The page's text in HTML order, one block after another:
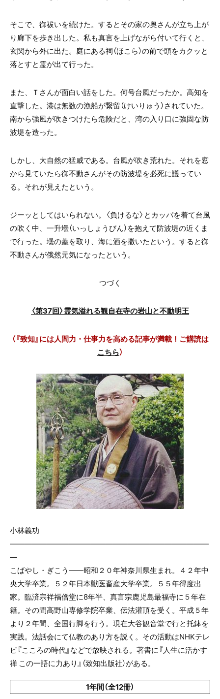
そこで、御祓いを続けた。するとその家の奥さんが立ち上が
り廊下を歩き出した。私も真言を上げながら付いて行くと、
玄関から外に出た。庭にある祠（ほこら）の前で頭をカクッと
落とすと霊が出て行った。
また、Ｔさんが面白い話をした。何号台風だったか。高知を
直撃した。港は無数の漁船が繋留（けいりゅう）されていた。
南から強風が吹きつけたら危険だと、湾の入り口に強固な防
波堤を造った。
しかし、大自然の猛威である。台風が吹き荒れた。それを窓
から見ていたら御不動さんがその防波堤を必死に護ってい
る。それが見えたという。
ジーッとしてはいられない。〈負けるな〉とカッパを着て台風
の吹く中、一升壜（いっしょうびん）を抱えて防波堤の近くま
で行った。壜の蓋を取り、海に酒を撒いたという。すると御
不動さんが俄然元気になったという。
つづく
〈第37回〉霊気溢れる観自在寺の岩山と不動明王
（『致知』には人間力・仕事力を高める記事が満載！ご購読は
こちら）
小林義功
———————————————————————————
—
こばやし・ぎこう――昭和２０年神奈川県生まれ。４２年中
央大学卒業。５２年日本獣医畜産大学卒業。５５年得度出
家。臨済宗祥福僧堂に8年半、真言宗鹿児島最福寺に５年在
籍。その間高野山専修学院卒業、伝法灌頂を受く。平成５年
より２年間、全国行脚を行う。現在大谷観音堂で行と托鉢を
実践。法話会にて仏教のあり方を説く。その活動はNHKテレ
ビ『こころの時代』などで放映される。著書に『人生に活かす
禅 この一語に力あり』（致知出版社）がある。
1年間（全12冊）